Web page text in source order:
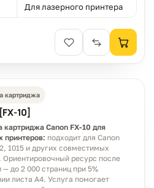
Для лазерного принтера
картриджа
10]
картриджа Canon FX-10 для
принтеров: подходит для Canon
1015 и других совместимых
Ориентировочный ресурс после
— до 2 000 страниц при 5%
листа A4. Услуга помогает